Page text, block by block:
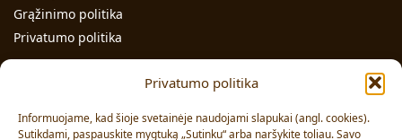
Privatumo politika
Informuojame, kad šioje svetainėje naudojami slapukai (angl. cookies).
Sutikdami, paspauskite mygtuką „Sutinku“ arba naršykite toliau. Savo
Grąžinimo politika
Privatumo politika
Individualios veiklos pažymos Nr.: 991331
Adresas: Volungės g. 23-18, LT-63176, Alytus